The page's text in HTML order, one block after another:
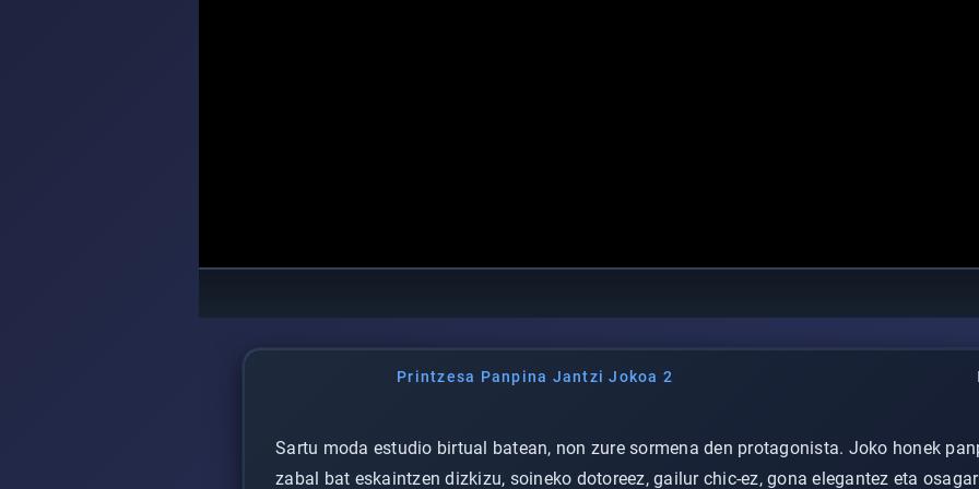
Printzesa Panpina Jantzi Jokoa 2
Sartu moda estudio birtual batean, non zure sormena den protagonista. Joko honek
zabal bat eskaintzen dizkizu, soineko dotoreez, gailur chic-ez, gona elegantez eta